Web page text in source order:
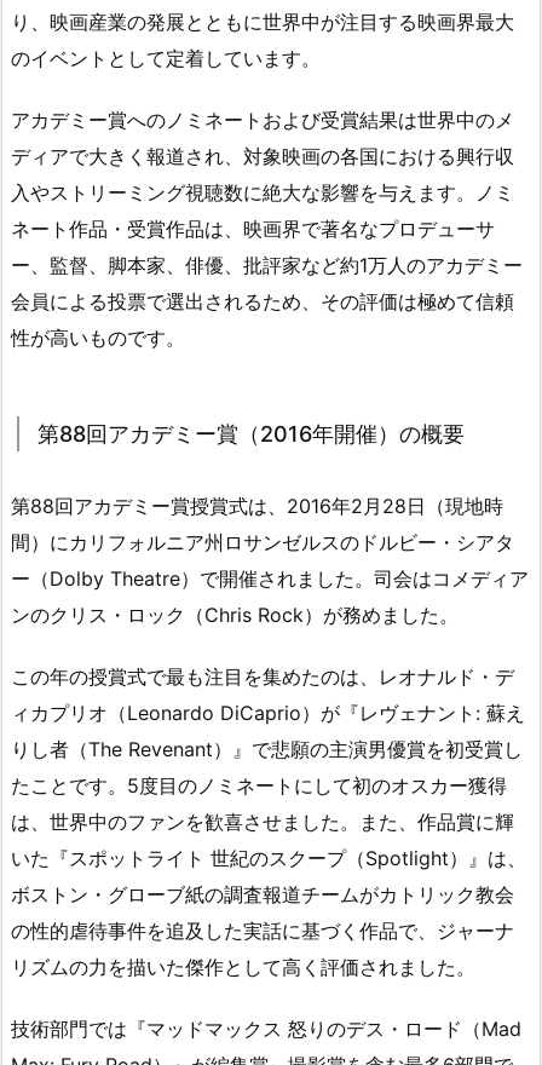
り、映画産業の発展とともに世界中が注目する映画界最大
のイベントとして定着しています。
アカデミー賞へのノミネートおよび受賞結果は世界中のメ
ディアで大きく報道され、対象映画の各国における興行収
入やストリーミング視聴数に絶大な影響を与えます。ノミ
ネート作品・受賞作品は、映画界で著名なプロデューサ
ー、監督、脚本家、俳優、批評家など約1万人のアカデミー
会員による投票で選出されるため、その評価は極めて信頼
性が高いものです。
第88回アカデミー賞（2016年開催）の概要
第88回アカデミー賞授賞式は、2016年2月28日（現地時
間）にカリフォルニア州ロサンゼルスのドルビー・シアタ
ー（Dolby Theatre）で開催されました。司会はコメディア
ンのクリス・ロック（Chris Rock）が務めました。
この年の授賞式で最も注目を集めたのは、レオナルド・デ
ィカプリオ（Leonardo DiCaprio）が『レヴェナント: 蘇え
りし者（The Revenant）』で悲願の主演男優賞を初受賞し
たことです。5度目のノミネートにして初のオスカー獲得
は、世界中のファンを歓喜させました。また、作品賞に輝
いた『スポットライト 世紀のスクープ（Spotlight）』は、
ボストン・グローブ紙の調査報道チームがカトリック教会
の性的虐待事件を追及した実話に基づく作品で、ジャーナ
リズムの力を描いた傑作として高く評価されました。
技術部門では『マッドマックス 怒りのデス・ロード（Mad